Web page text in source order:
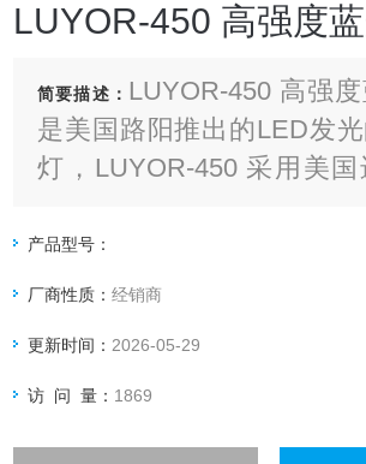
LUYOR-450 高强度
简要描述： LUYOR-450 高强
是美国路阳推出的LED发
灯，LUYOR-450 采用美
产品型号：
厂商性质：经销商
更新时间： 2026-05-29
访 问 量： 1869